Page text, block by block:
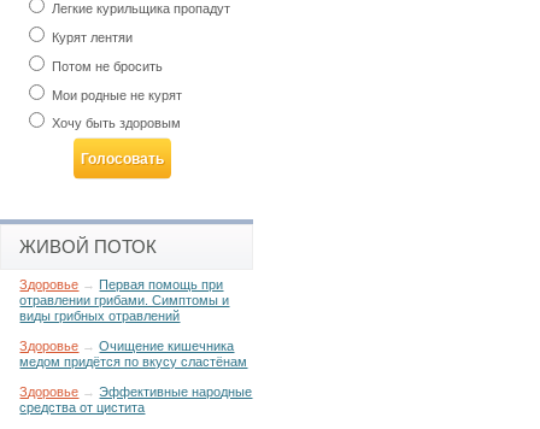
Легкие курильщика пропадут
Курят лентяи
Потом не бросить
Мои родные не курят
Хочу быть здоровым
ЖИВОЙ ПОТОК
Здоровье → Первая помощь при
отравлении грибами. Симптомы и
виды грибных отравлений
Здоровье →Очищение кишечника
медом придётся по вкусу сластёнам
Здоровье →Эффективные народные
средства от цистита